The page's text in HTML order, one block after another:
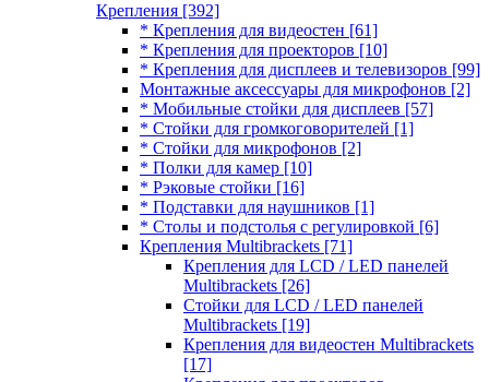
Крепления [392]
* Крепления для видеостен [61]
* Крепления для проекторов [10]
* Крепления для дисплеев и телевизоров [99]
Монтажные аксессуары для микрофонов [2]
* Мобильные стойки для дисплеев [57]
* Стойки для громкоговорителей [1]
* Стойки для микрофонов [2]
* Полки для камер [10]
* Рэковые стойки [16]
* Подставки для наушников [1]
* Столы и подстолья с регулировкой [6]
Крепления Multibrackets [71]
Крепления для LCD / LED панелей
Multibrackets [26]
Стойки для LCD / LED панелей
Multibrackets [19]
Крепления для видеостен Multibrackets
[17]